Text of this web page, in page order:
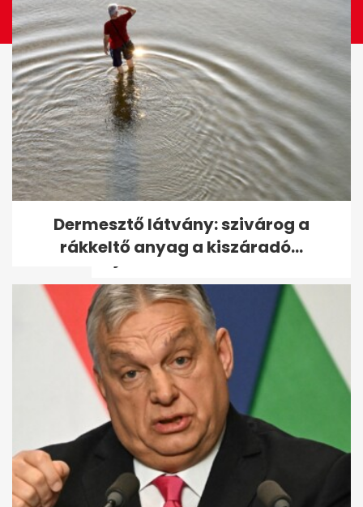
98 éves Benedek Gábor, a
legidősebb magyar olimpiai
bajnok - volt,...
Dermesztő látvány: szivárog a
rákkeltő anyag a kiszáradó...